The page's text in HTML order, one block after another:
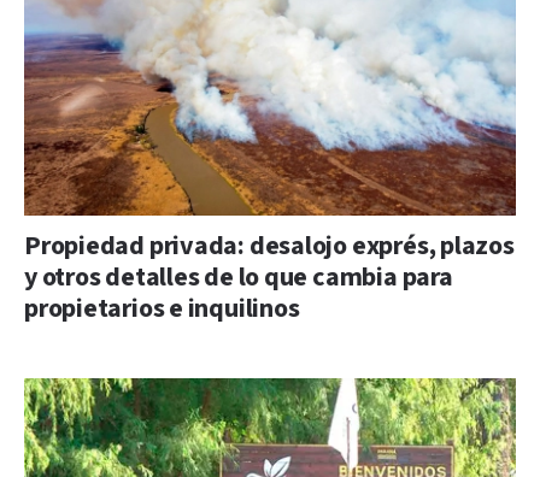
Propiedad privada: desalojo exprés, plazos
y otros detalles de lo que cambia para
propietarios e inquilinos